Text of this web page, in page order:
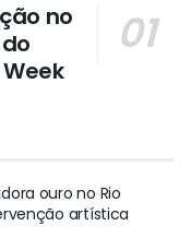
no
ouro no Rio
artística